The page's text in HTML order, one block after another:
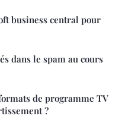
business central pour
dans le spam au cours
de programme TV
?